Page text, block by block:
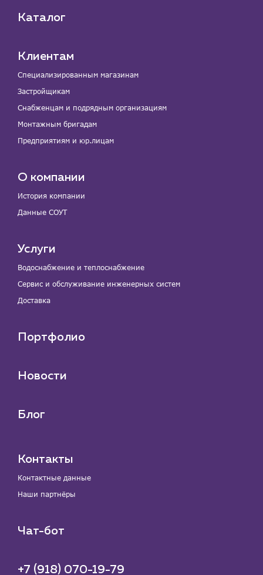
Каталог
Клиентам
Специализированным магазинам
Застройщикам
Снабженцам и подрядным организациям
Монтажным бригадам
Предприятиям и юр.лицам
О компании
История компании
Данные СОУТ
Услуги
Водоснабжение и теплоснабжение
Сервис и обслуживание инженерных систем
Доставка
Портфолио
Новости
Блог
Контакты
Контактные данные
Наши партнёры
Чат-бот
+7 (918) 070-19-79